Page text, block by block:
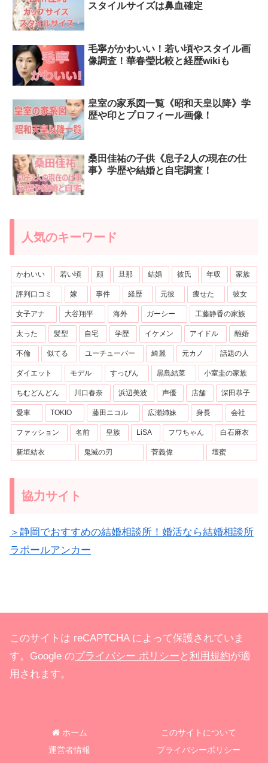
スタイルサイズは鼻血確定
毛寧がかわいい！若い頃やスタイル画
像調査！華春瑩比較と経歴wikiも
皇室の家系図一覧《昭和天皇以降》学
歴や印とプロフィール画像！
桑田佳祐の子供《息子2人の現在の仕
事》学歴や結婚と自宅調査！
人気のキーワード
かわいい 若い頃 顔 旦那 結婚 彼氏 年収 家族
評判口コミ 嫁 事件 経歴 元彼 痩せた 彼女
女子アナ 大谷翔平 海外 ガーシー 工藤静香の家族
太った 髪型 自宅 学歴 イケメン アイドル 離婚
不倫 似てる ユーチューバー 綺麗 元カノ 話題の人
ダイエット モデル すっぴん 黒島結菜 小室圭の家族
ちむどんどん 川口春奈 浜辺美波 声優 店舗 深田恭子
愛車 TOKIO 藤田ニコル 広瀬姉妹 身長 会社
ファッション 名前 皇族 LiSA フワちゃん 白石麻衣
新垣結衣 鬼滅の刃 菅義偉 壇蜜
協力サイト
＞静岡でおすすめの結婚相談所！婚活なら結婚相談所
ラポールアンカー
このサイトは reCAPTCHA によって保護されていま
す。Google のプライバシー ポリシー と 利用規約が適
用されます。
ホーム
このサイトについて
運営者情報
プライバシーポリシー